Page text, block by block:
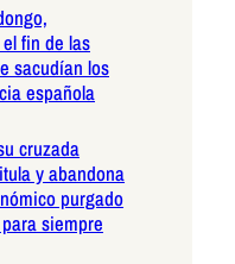
fin de las
sacudían los
española
cruzada
y abandona
purgado
siempre